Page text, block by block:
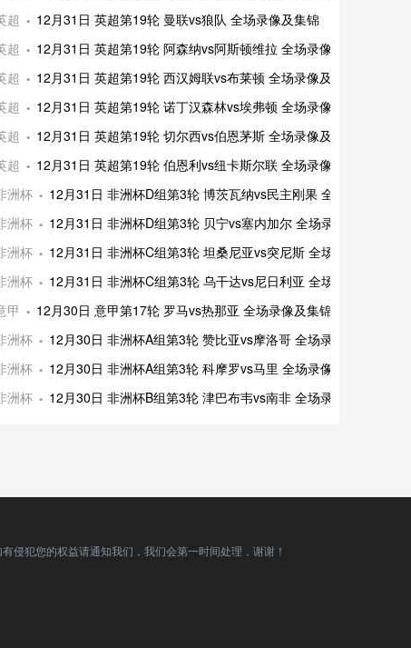
两传
超
12月31日 英超第19轮 曼联vs狼队 全场录像及集锦
超
12月31日 英超第19轮 阿森纳vs阿斯顿维拉 全场录像及集锦
超
12月31日 英超第19轮 西汉姆联vs布莱顿 全场录像及集锦
超
12月31日 英超第19轮 诺丁汉森林vs埃弗顿 全场录像及集锦
超
12月31日 英超第19轮 切尔西vs伯恩茅斯 全场录像及集锦
超
12月31日 英超第19轮 伯恩利vs纽卡斯尔联 全场录像及集锦
洲杯
12月31日 非洲杯D组第3轮 博茨瓦纳vs民主刚果 全场录像及集锦
洲杯
12月31日 非洲杯D组第3轮 贝宁vs塞内加尔 全场录像及集锦
洲杯
12月31日 非洲杯C组第3轮 坦桑尼亚vs突尼斯 全场录像及集锦
洲杯
12月31日 非洲杯C组第3轮 乌干达vs尼日利亚 全场录像及集锦
甲
12月30日 意甲第17轮 罗马vs热那亚 全场录像及集锦
洲杯
12月30日 非洲杯A组第3轮 赞比亚vs摩洛哥 全场录像及集锦
洲杯
12月30日 非洲杯A组第3轮 科摩罗vs马里 全场录像及集锦
洲杯
12月30日 非洲杯B组第3轮 津巴布韦vs南非 全场录像及集锦
侵犯您的权益请通知我们，我们会第一时间处理，谢谢！